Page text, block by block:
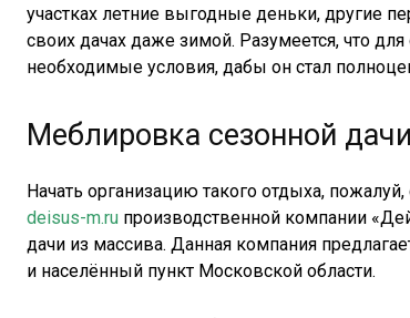
участках летние выгодные деньки, другие
своих дачах даже зимой. Разумеется, что
необходимые условия, дабы он стал
Меблировка сезонной
Начать организацию такого отдыха,
deisus-m.ru производственной компании
дачи из массива. Данная компания
и населённый пункт Московской области.